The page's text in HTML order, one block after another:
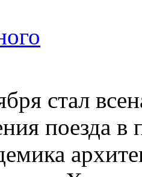
стал
поезда в